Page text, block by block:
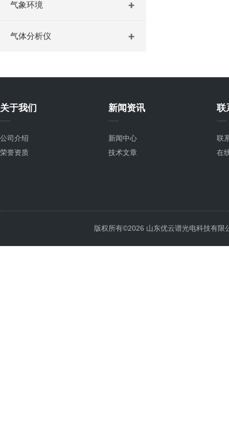
气象环境
气体分析仪
关于我们
公司介绍
荣誉资质
新闻资讯
新闻中心
技术文章
联
联
在
版权所有©2026 山东优云谱光电科技有